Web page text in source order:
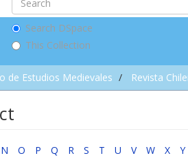
Search DSpace
This Collection
de Estudios Medievales Revista
N O P Q R S T U V W X Y